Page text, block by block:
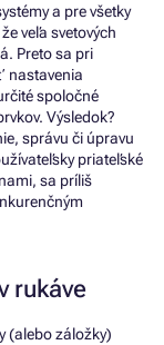
a pre všetky
veľa svetových
Preto sa pri
nastavenia
spoločné
Výsledok?
správu či úpravu
priateľské
sa príliš
rukáve
(alebo záložky)